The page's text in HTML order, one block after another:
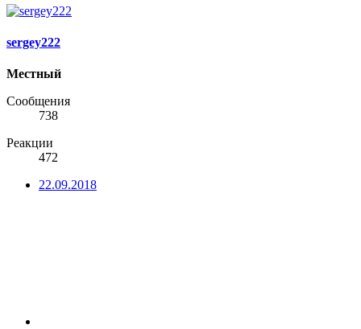
sergey222
Местный
Сообщения
738
Реакции
472
22.09.2018